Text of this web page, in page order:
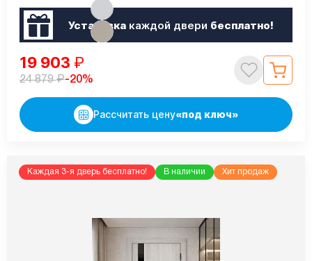
Установкакаждой двери бесплатно!
19 903 ₽
24 879₽-20%
Рассчитать цену«под ключ»
Каждая 3-я дверь бесплатно! В наличии Хит продаж